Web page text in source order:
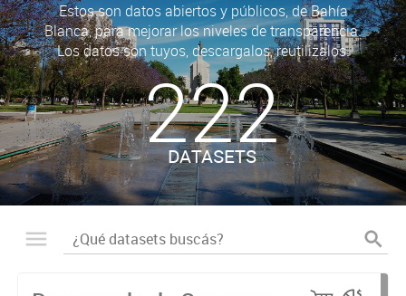
Estos son datos abiertos y públicos, de Bahía
Blanca, para mejorar los niveles de transparencia.
Los datos son tuyos, descargalos, reutilizalos.
222
DATASETS